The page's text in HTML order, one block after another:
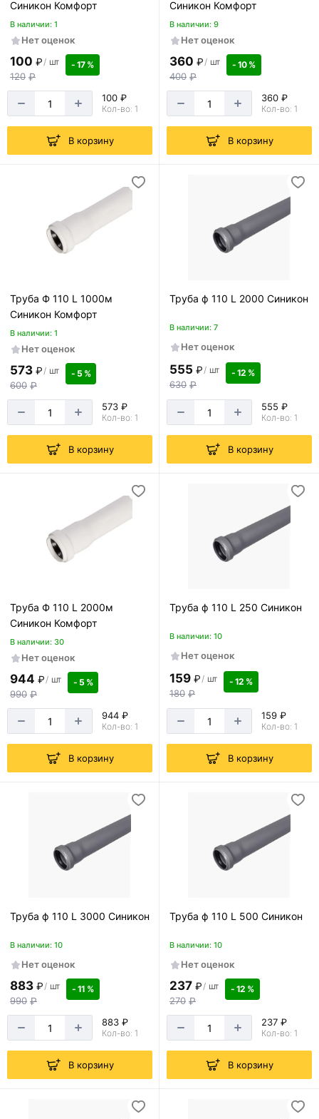
Синикон Комфорт
В наличии: 1
Нет оценок
100 ₽/ шт
120 ₽
- 17 %
100 ₽
Кол-во: 1
В корзину
Синикон Комфорт
В наличии: 9
Нет оценок
360 ₽/ шт
400 ₽
- 10 %
360 ₽
Кол-во: 1
В корзину
Труба Ф 110 L 1000м
Синикон Комфорт
В наличии: 1
Нет оценок
573 ₽/ шт
600 ₽
- 5 %
573 ₽
Кол-во: 1
В корзину
Труба ф 110 L 2000 Синикон
В наличии: 7
Нет оценок
555 ₽ / шт
630 ₽
- 12 %
555 ₽
Кол-во: 1
В корзину
Труба Ф 110 L 2000м
Синикон Комфорт
В наличии: 30
Нет оценок
944 ₽/ шт
990 ₽
- 5 %
944 ₽
Кол-во: 1
В корзину
Труба ф 110 L 250 Синикон
В наличии: 10
Нет оценок
159 ₽ / шт
180 ₽
- 12 %
159 ₽
Кол-во: 1
В корзину
Труба ф 110 L 3000 Синикон
В наличии: 10
Нет оценок
883 ₽/ шт
990 ₽
- 11 %
883 ₽
Кол-во: 1
В корзину
Труба ф 110 L 500 Синикон
В наличии: 10
Нет оценок
237 ₽/ шт
270 ₽
- 12 %
237 ₽
Кол-во: 1
В корзину